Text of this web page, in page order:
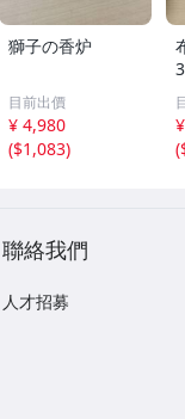
獅子の香炉
目前出價
¥ 4,980
($1,083)
(
聯絡我們
人才招募